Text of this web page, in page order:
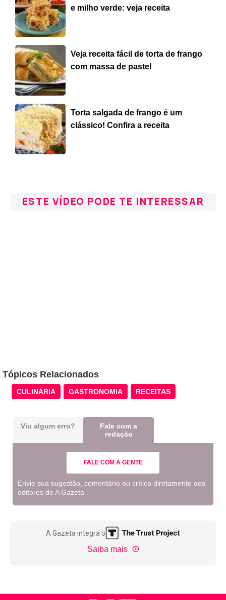
e milho verde: veja receita
Veja receita fácil de torta de frango
com massa de pastel
Torta salgada de frango é um
clássico! Confira a receita
ESTE VÍDEO PODE TE INTERESSAR
Tópicos Relacionados
CULINÁRIA GASTRONOMIA RECEITAS
Viu algum erro?
Fale com a
redação
FALE COM A GENTE
Envie sua sugestão, comentário ou crítica diretamente aos
editores de A Gazeta
A Gazeta integra o
Saiba mais